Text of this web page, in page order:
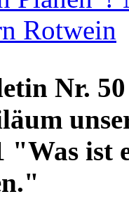
Rotwein
Nr.
"Was ist